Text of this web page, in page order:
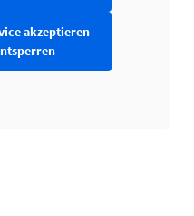
akzeptieren